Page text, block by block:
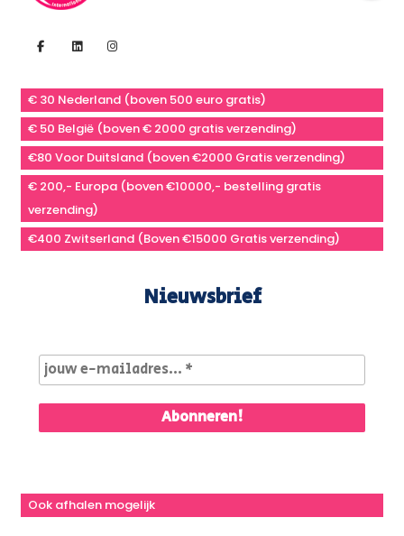
€ 30 Nederland (boven 500 euro gratis)
€ 50 België (boven € 2000 gratis verzending)
€80 Voor Duitsland (boven €2000 Gratis verzending)
€ 200,- Europa (boven €10000,- bestelling gratis
verzending)
€400 Zwitserland (Boven €15000 Gratis verzending)
Nieuwsbrief
Ook afhalen mogelijk